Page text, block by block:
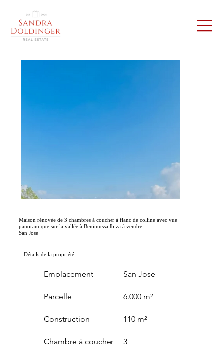
Maison rénovée de 3 chambres à coucher à flanc de colline avec vue
panoramique sur la vallée à Benimussa Ibiza à vendre
San Jose
Détails de la propriété
Emplacement
Parcelle
Construction
San Jose
6.000 m²
110 m²
Chambre à coucher 3